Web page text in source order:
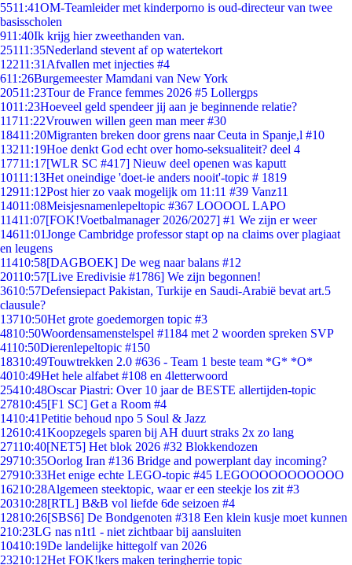
5511:41OM-Teamleider met kinderporno is oud-directeur van twee
basisscholen
911:40Ik krijg hier zweethanden van.
25111:35Nederland stevent af op watertekort
12211:31 Afvallen met injecties #4
611:26Burgemeester Mamdani van New York
20511:23Tour de France femmes 2026 #5 Lollergps
1011:23Hoeveel geld spendeer jij aan je beginnende relatie?
11711:22Vrouwen willen geen man meer #30
18411:20Migranten breken door grens naar Ceuta in Spanje,l #10
13211:19Hoe denkt God echt over homo-seksualiteit? deel 4
17711:17[WLR SC #417] Nieuw deel openen was kaputt
10111:13Het oneindige 'doet-ie anders nooit'-topic # 1819
12911:12Post hier zo vaak mogelijk om 11:11 #39 Vanz11
14011:08Meisjesnamenlepeltopic #367 LOOOOL LAPO
11411:07[FOK!Voetbalmanager 2026/2027] #1 We zijn er weer
14611:01Jonge Cambridge professor stapt op na claims over plagiaat
en leugens
11410:58[DAGBOEK] De weg naar balans #12
20110:57[Live Eredivisie #1786] We zijn begonnen!
3610:57Defensiepact Pakistan, Turkije en Saudi-Arabië bevat art.5
clausule?
13710:50Het grote goedemorgen topic #3
4810:50Woordensamenstelspel #1184 met 2 woorden spreken SVP
4110:50Dierenlepeltopic #150
18310:49Touwtrekken 2.0 #636 - Team 1 beste team *G* *O*
4010:49Het hele alfabet #108 en 4letterwoord
25410:48Oscar Piastri: Over 10 jaar de BESTE allertijden-topic
27810:45[F1 SC] Get a Room #4
1410:41Petitie behoud npo 5 Soul & Jazz
12610:41Koopzegels sparen bij AH duurt straks 2x zo lang
27110:40[NET5] Het blok 2026 #32 Blokkendozen
29710:35Oorlog Iran #136 Bridge and powerplant day incoming?
27910:33Het enige echte LEGO-topic #45 LEGOOOOOOOOOOO
16210:28Algemeen steektopic, waar er een steekje los zit #3
20310:28[RTL] B&B vol liefde 6de seizoen #4
12810:26[SBS6] De Bondgenoten #318 Een klein kusje moet kunnen
210:23LG nas n1t1 - niet zichtbaar bij aansluiten
10410:19De landelijke hittegolf van 2026
23210:12Het FOK!kers maken teringherrie topic